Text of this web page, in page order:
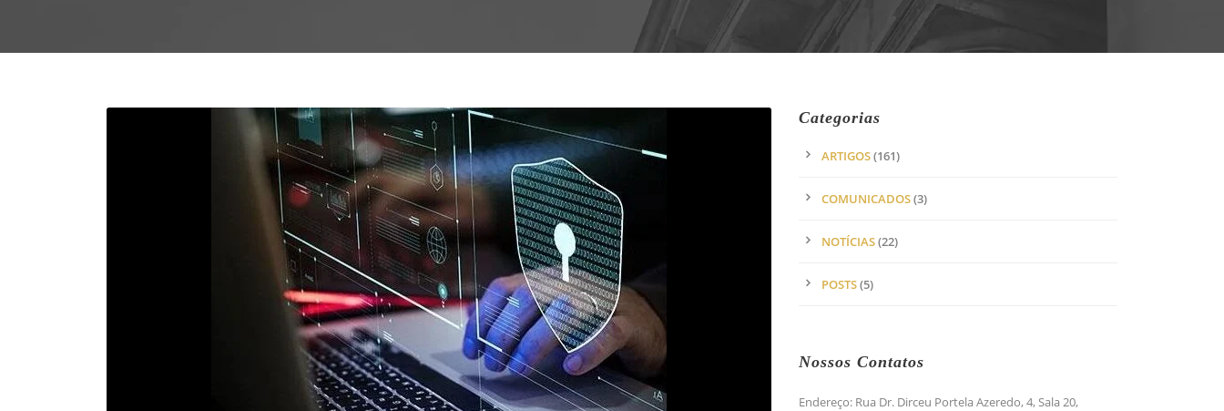
Categorias
ARTIGOS(161)
COMUNICADOS(3)
NOTÍCIAS(22)
POSTS(5)
Nossos Contatos
Endereço: Rua Dr. Dirceu Portela Azeredo, 4, Sala 20,